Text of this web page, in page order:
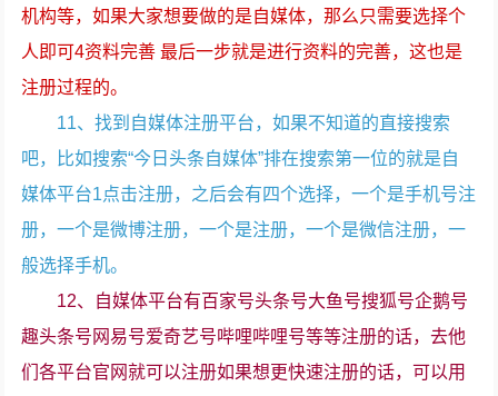
机构等，如果大家想要做的是自媒体，那么只需要选择个
人即可4资料完善 最后一步就是进行资料的完善，这也是
注册过程的。
11、找到自媒体注册平台，如果不知道的直接搜索
吧，比如搜索“今日头条自媒体”排在搜索第一位的就是自
媒体平台1点击注册，之后会有四个选择，一个是手机号注
册，一个是微博注册，一个是注册，一个是微信注册，一
般选择手机。
12、自媒体平台有百家号头条号大鱼号搜狐号企鹅号
趣头条号网易号爱奇艺号哔哩哔哩号等等注册的话，去他
们各平台官网就可以注册如果想更快速注册的话，可以用